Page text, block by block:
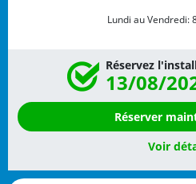
Lundi au Vendredi:
Réservez
13/08/
Réserver
Voir